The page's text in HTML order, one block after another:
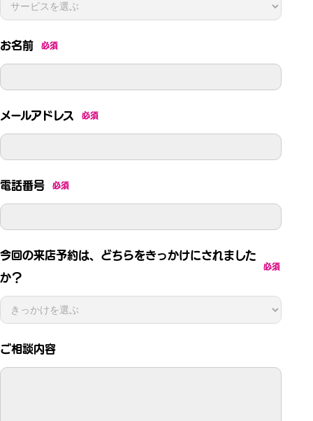
お名前 必須
メールアドレス 必須
電話番号 必須
今回の来店予約は、どちらをきっかけにされました
か？
必須
ご相談内容